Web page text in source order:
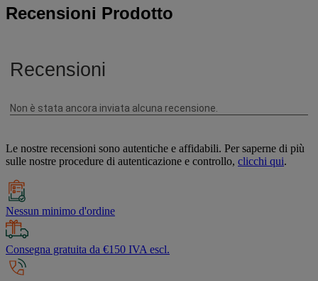
Recensioni Prodotto
Le nostre recensioni sono autentiche e affidabili. Per saperne di più
sulle nostre procedure di autenticazione e controllo, clicchi qui.
Nessun minimo d'ordine
Consegna gratuita da €150 IVA escl.